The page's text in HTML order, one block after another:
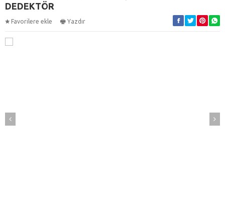
DEDEKTÖR
Favorilere ekle Yazdır